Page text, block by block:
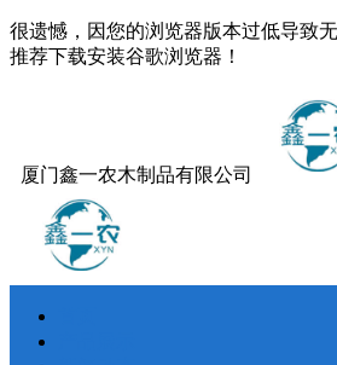
很遗憾，因您的浏览器版本过低导致
推荐下载安装谷歌浏览器！
厦门鑫一农木制品有限公司